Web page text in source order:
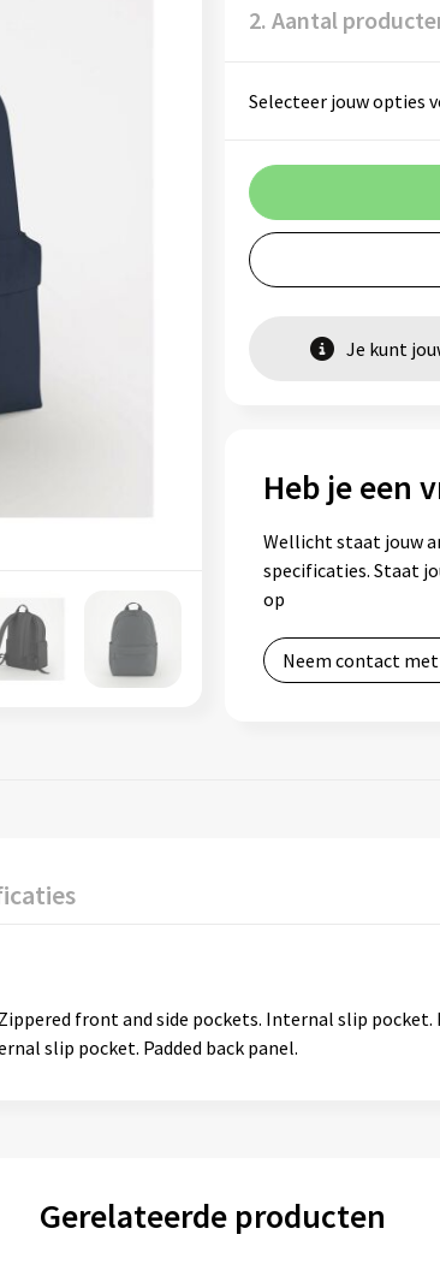
2. Aantal
Selecteer jouw opties
Je kunt
Heb je een
Wellicht staat jouw
specificaties. Staat
op
Neem contact
front and side pockets. Internal slip pocket.
slip pocket. Padded back panel.
Gerelateerde producten